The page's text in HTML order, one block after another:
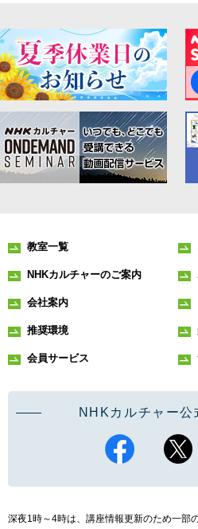
教室一覧
NHKカルチャーのご案内
会社案内
推奨環境
会員サービス
NHKカルチャー公
深夜1時～4時は、講座情報更新のため一部